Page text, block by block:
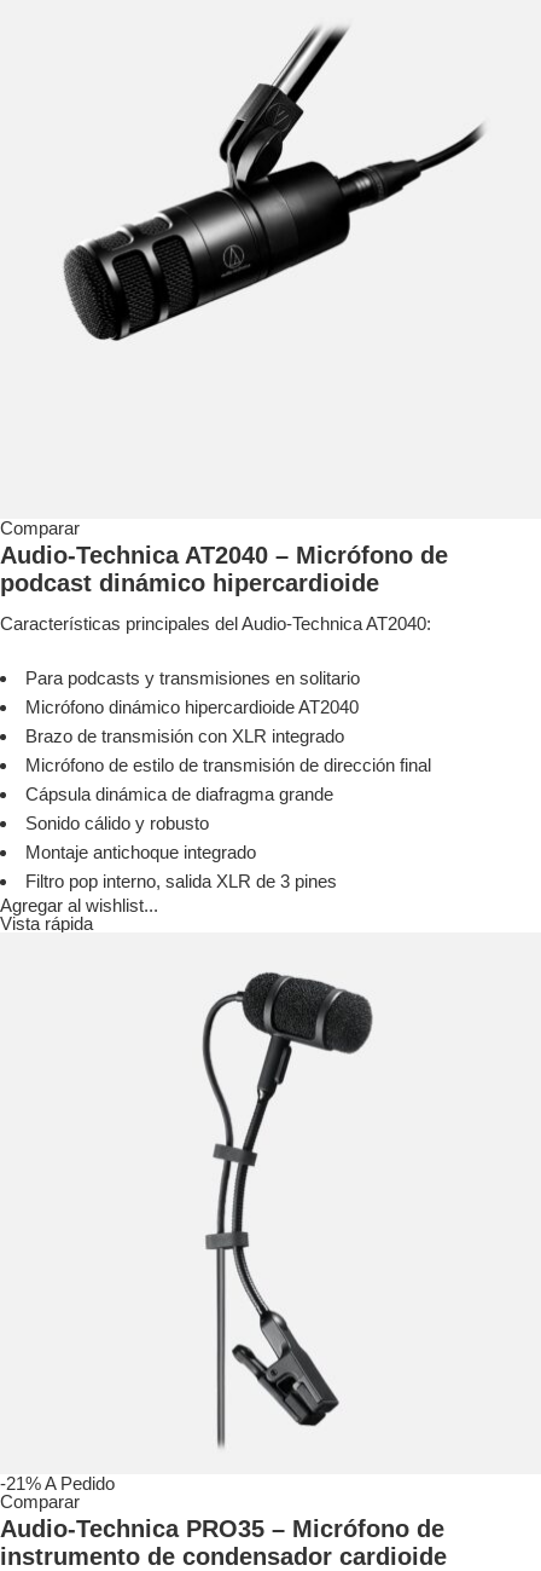
Comparar
Audio-Technica AT2040 – Micrófono de
podcast dinámico hipercardioide
Características principales del Audio-Technica AT2040:
Para podcasts y transmisiones en solitario
Micrófono dinámico hipercardioide AT2040
Brazo de transmisión con XLR integrado
Micrófono de estilo de transmisión de dirección final
Cápsula dinámica de diafragma grande
Sonido cálido y robusto
Montaje antichoque integrado
Filtro pop interno, salida XLR de 3 pines
Agregar al wishlist...
Vista rápida
-21%A Pedido
Comparar
Audio-Technica PRO35 – Micrófono de
instrumento de condensador cardioide